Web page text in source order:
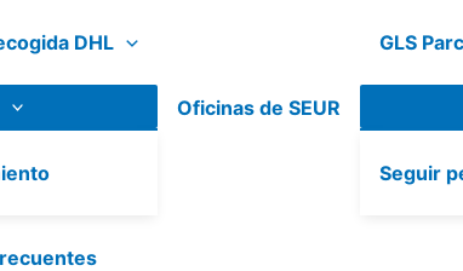
DHL
Oficinas de SEUR
GLS
Seguir